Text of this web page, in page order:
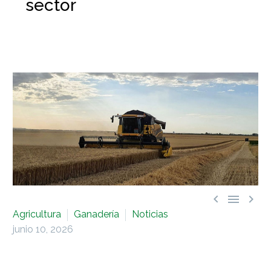
sector
  
Agricultura Ganadería
Noticias
junio 10, 2026